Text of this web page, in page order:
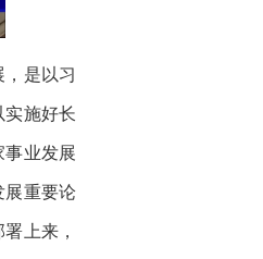
是以习
实施好长
事业发展
展重要论
上来，